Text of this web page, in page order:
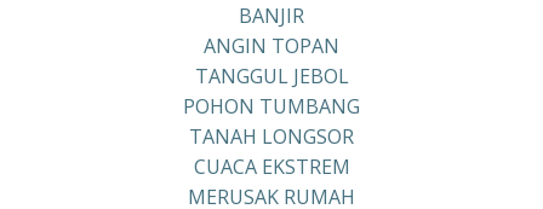
BANJIR
ANGIN TOPAN
TANGGUL JEBOL
POHON TUMBANG
TANAH LONGSOR
CUACA EKSTREM
MERUSAK RUMAH